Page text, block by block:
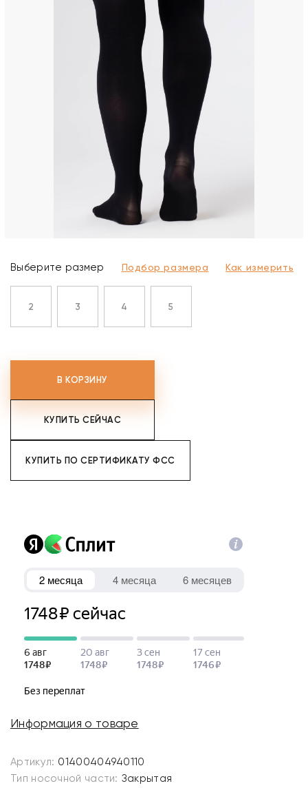
Выберите размер Подбор размера Как измерить
2 3 4 5
В КОРЗИНУ
КУПИТЬ СЕЙЧАС
КУПИТЬ ПО СЕРТИФИКАТУ ФСС
Информация о товаре
Артикул: 01400404940110
Тип носочной части: Закрытая